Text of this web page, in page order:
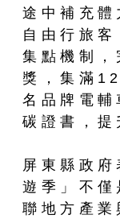
途中補充體
自由行旅
集點機制，
獎，集滿
名品牌電輔
碳證書，提
屏東縣政
遊季」不僅
聯地方產業